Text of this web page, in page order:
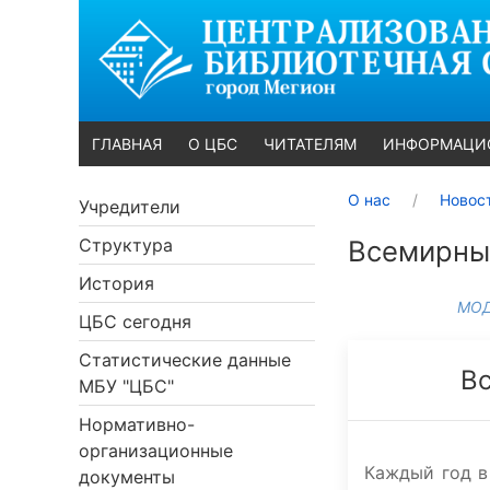
ГЛАВНАЯ О ЦБС ЧИТАТЕЛЯМ
Учредители
Структура
История
ЦБС сегодня
Статистические данные
МБУ "ЦБС"
Нормативно-
организационные
документы
О нас
Каждый год в